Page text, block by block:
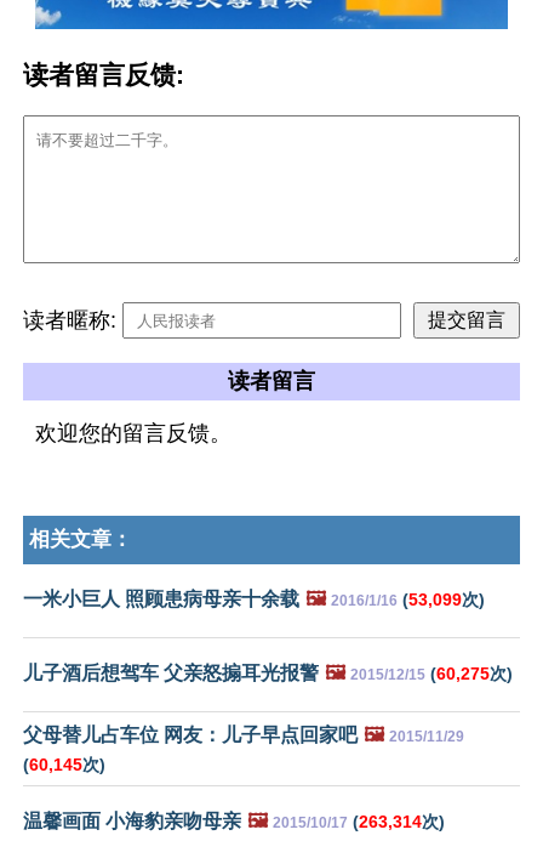
读者留言反馈:
读者暱称:
读者留言
欢迎您的留言反馈。
相关文章：
一米小巨人 照顾患病母亲十余载 🖼️ 2016/1/16 (53,099次)
儿子酒后想驾车 父亲怒搧耳光报警 🖼️ 2015/12/15 (60,275次)
父母替儿占车位 网友：儿子早点回家吧 🖼️ 2015/11/29
(60,145次)
温馨画面 小海豹亲吻母亲 🖼️ 2015/10/17 (263,314次)